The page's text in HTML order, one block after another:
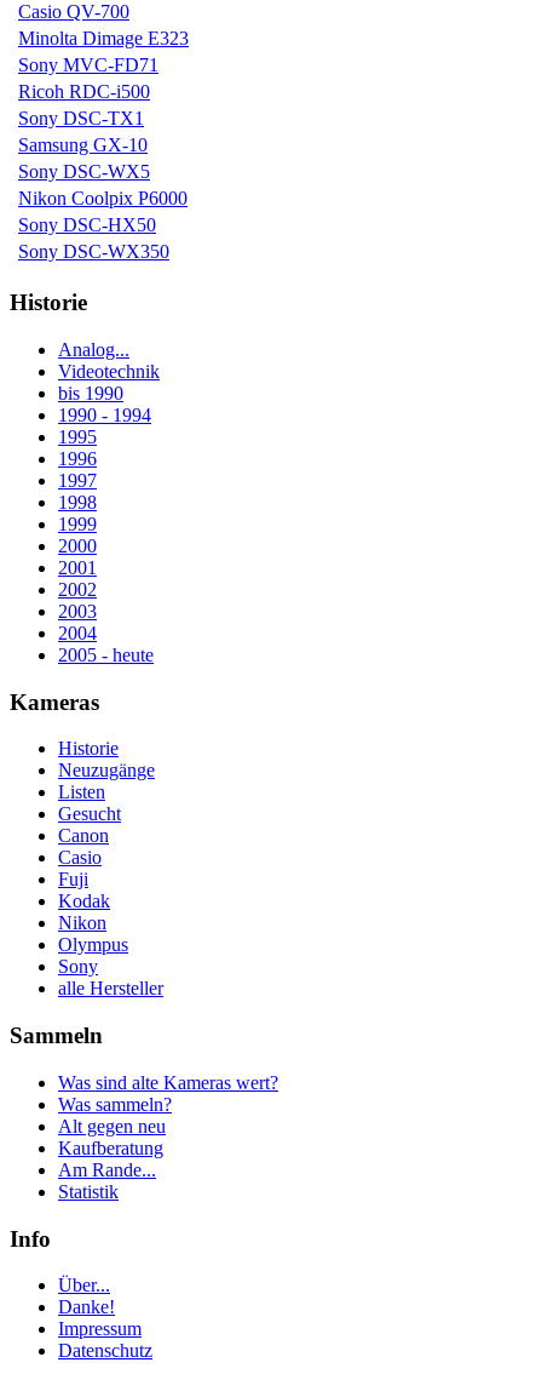
Casio QV-700
Minolta Dimage E323
Sony MVC-FD71
Ricoh RDC-i500
Sony DSC-TX1
Samsung GX-10
Sony DSC-WX5
Nikon Coolpix P6000
Sony DSC-HX50
Sony DSC-WX350
Historie
Analog...
Videotechnik
bis 1990
1990 - 1994
1995
1996
1997
1998
1999
2000
2001
2002
2003
2004
2005 - heute
Kameras
Historie
Neuzugänge
Listen
Gesucht
Canon
Casio
Fuji
Kodak
Nikon
Olympus
Sony
alle Hersteller
Sammeln
Was sind alte Kameras wert?
Was sammeln?
Alt gegen neu
Kaufberatung
Am Rande...
Statistik
Info
Über...
Danke!
Impressum
Datenschutz